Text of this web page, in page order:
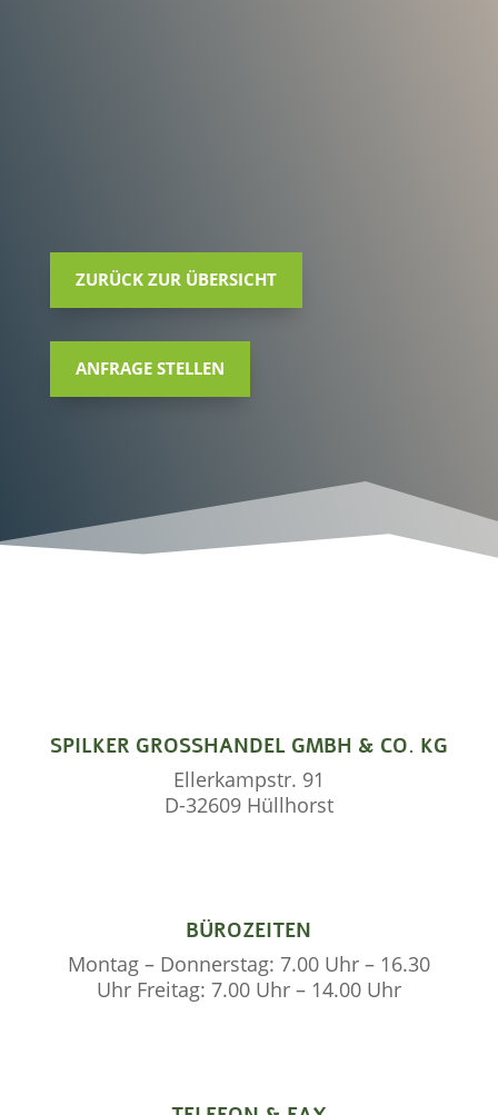
ZURÜCK ZUR ÜBERSICHT
ANFRAGE STELLEN
SPILKER GROSSHANDEL GMBH & CO. KG
Ellerkampstr. 91
D-32609 Hüllhorst
BÜROZEITEN
Montag – Donnerstag: 7.00 Uhr – 16.30
Uhr Freitag: 7.00 Uhr – 14.00 Uhr